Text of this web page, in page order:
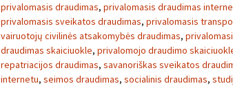
privalomasis draudimas, privalomasis draudimas
privalomasis sveikatos draudimas, privalomasis
vairuotojų civilinės atsakomybės draudimas,
draudimas skaiciuokle, privalomojo draudimo
repatriacijos draudimas, savanoriškas sveikatos
internetu, seimos draudimas, socialinis draudimas,